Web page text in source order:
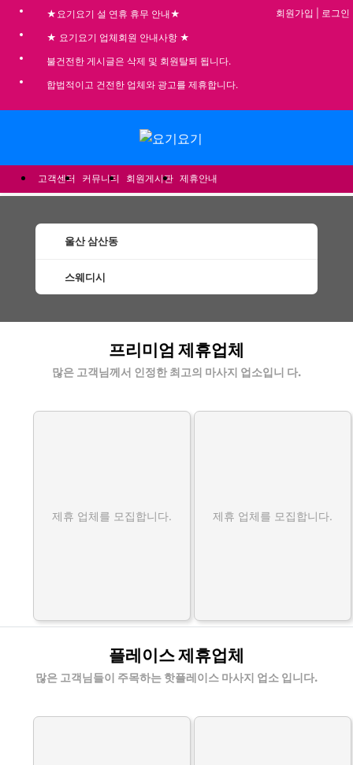
★요기요기 설 연휴 휴무 안내★
★ 요기요기 업체회원 안내사항 ★
불건전한 게시글은 삭제 및 회원탈퇴 됩니다.
합법적이고 건전한 업체와 광고를 제휴합니다.
회원가입 로그인
고객센터 커뮤니티 회원게시판 제휴안내
울산 삼산동
스웨디시
프리미엄 제휴업체
많은 고객님께서 인정한 최고의 마사지 업소입니 다.
제휴 업체를 모집합니다. 제휴 업체를 모집합니다.
플레이스 제휴업체
많은 고객님들이 주목하는 핫플레이스 마사지 업소 입니다.